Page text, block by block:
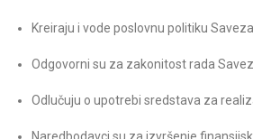
Kreiraju i vode poslovnu politiku
Odgovorni su za zakonitost rada
Odlučuju o upotrebi sredstava za